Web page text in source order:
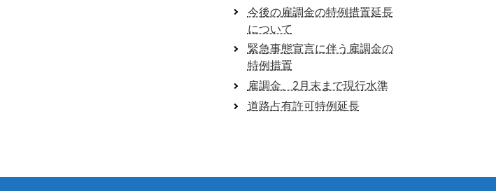
今後の雇調金の特例措置延長
について
緊急事態宣言に伴う雇調金の
特例措置
雇調金、2月末まで現行水準
道路占有許可特例延長